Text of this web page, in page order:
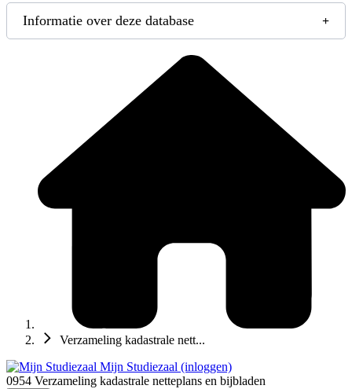
Informatie over deze database
Verzameling kadastrale nett...
Mijn Studiezaal (inloggen)
0954 Verzameling kadastrale netteplans en bijbladen